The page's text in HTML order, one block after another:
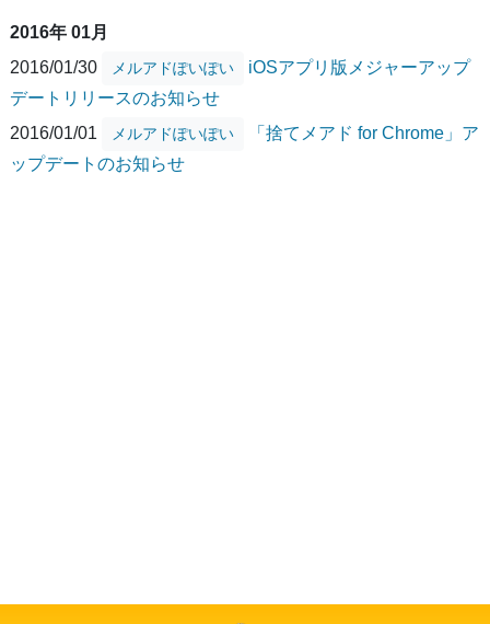
2016年 01月
2016/01/30
メルアドぽいぽい
iOSアプリ版メジャーアップ
デートリリースのお知らせ
2016/01/01
メルアドぽいぽい
「捨てメアド for Chrome」ア
ップデートのお知らせ